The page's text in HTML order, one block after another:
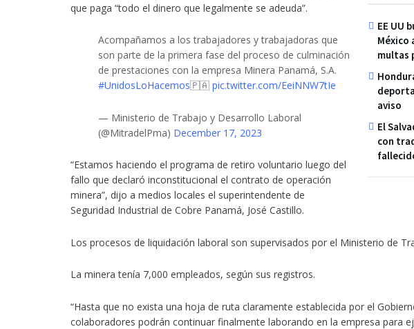
EE UU
México
multas
aviso
El
con
que paga “todo el dinero que legalmente se adeuda”.
Acompañamos a los trabajadores y trabajadoras que
son parte de la primera fase del proceso de culminación
de prestaciones con la empresa Minera Panamá, S.A.
#UnidosLoHacemos🇵🇦 pic.twitter.com/EeiNNW7tIe
— Ministerio de Trabajo y Desarrollo Laboral
(@MitradelPma) December 17, 2023
“Estamos haciendo el programa de retiro voluntario luego del
fallo que declaró inconstitucional el contrato de operación
minera”, dijo a medios locales el superintendente de
Seguridad Industrial de Cobre Panamá, José Castillo.
Los procesos de liquidación laboral son supervisados por el Ministerio de
La minera tenía 7,000 empleados, según sus registros.
“Hasta que no exista una hoja de ruta claramente establecida por el
colaboradores podrán continuar finalmente laborando en la empresa para